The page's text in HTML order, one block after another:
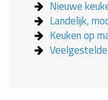
Nieuwe
Landelijk,
Keuken op